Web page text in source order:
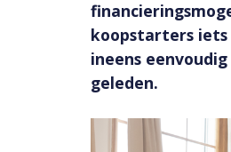
koopstarters
ineens
geleden.